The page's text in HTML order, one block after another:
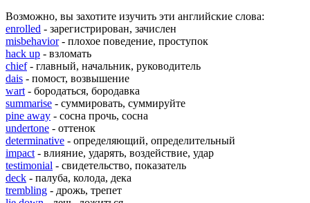
Возможно, вы захотите изучить эти английские слова:
enrolled - зарегистрирован, зачислен
misbehavior- плохое поведение, проступок
hack up - взломать
chief- главный, начальник, руководитель
dais - помост, возвышение
wart- бородаться, бородавка
summarise - суммировать, суммируйте
pine away - сосна прочь, сосна
undertone - оттенок
determinative - определяющий, определительный
impact- влияние, ударять, воздействие, удар
testimonial - свидетельство, показатель
deck - палуба, колода, дека
trembling - дрожь, трепет